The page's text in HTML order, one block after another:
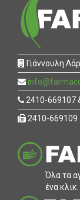
Γιάννουλη
2410-669107
2410-669109
Όλα τα
ένα κλικ.